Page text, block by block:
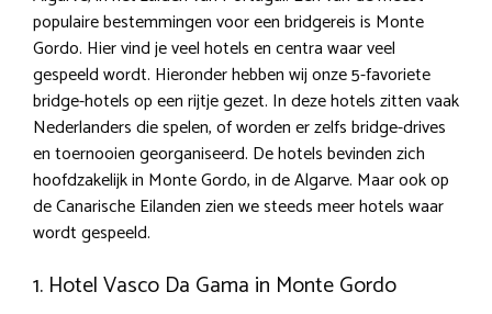
populaire bestemmingen voor een bridgereis is Monte
Gordo. Hier vind je veel hotels en centra waar veel
gespeeld wordt. Hieronder hebben wij onze 5-favoriete
bridge-hotels op een rijtje gezet. In deze hotels zitten vaak
Nederlanders die spelen, of worden er zelfs bridge-drives
en toernooien georganiseerd. De hotels bevinden zich
hoofdzakelijk in Monte Gordo, in de Algarve. Maar ook op
de Canarische Eilanden zien we steeds meer hotels waar
wordt gespeeld.
1. Hotel Vasco Da Gama in Monte Gordo